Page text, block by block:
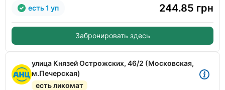
244.85 грн
есть 1 уп
Забронировать здесь
улица Князей Острожских, 46/2 (Московская,
м.Печерская)
есть ликомат